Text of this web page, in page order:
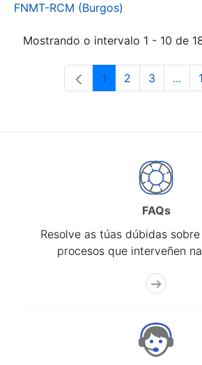
FNMT-RCM (Burgos)
Mostrando o intervalo 1 - 10 de
Páxina
1 Páxina
2 Páxina
3 ...
FAQs
Resolve as túas dúbidas
procesos que interveñen